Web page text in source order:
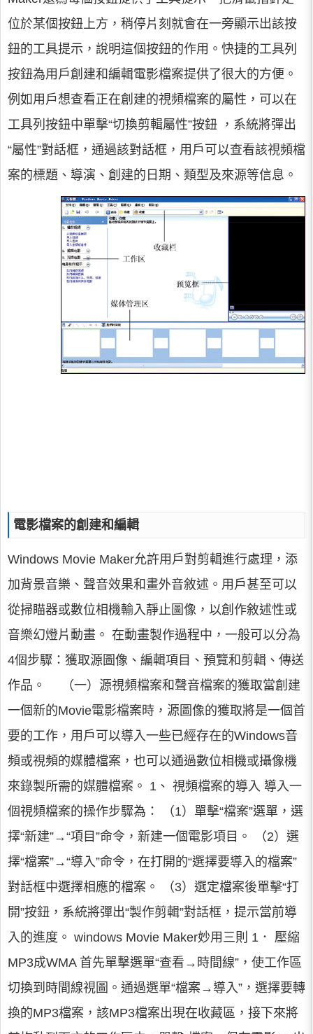
位於某個按鈕上方，稍停片刻就會在一旁顯示出該按
鈕的工具提示，說明這個按鈕的作用。快捷的工具列
按鈕為用戶創建和編輯電影檔案提供了很大的方便。
例如用戶想查看正在創建的視頻檔案的屬性，可以在
工具列按鈕中單擊“切換剪輯屬性”按鈕 ，系統將彈出
“屬性”對話框，通過該對話框，用戶可以查看該視頻檔
案的標題、導演、創建的日期、類型及來源等信息。
電影檔案的創建和編輯
Windows Movie Maker允許用戶對剪輯進行處理，添
加背景音樂、聲音效果和畫外音敘述。用戶甚至可以
從掃瞄器或數位相機輸入靜止圖像，以創作敘述性或
音樂幻燈片動畫。 在動畫製作過程中，一般可以分為
4個步驟：獲取源圖像、編輯項目、預覽和剪輯、傳送
作品。 （一）源視頻檔案和聲音檔案的獲取當創建
一個新的Movie電影檔案時，源圖像的獲取將是一個首
要的工作，用戶可以導入一些已經存在的Windows音
頻或視頻的媒體檔案，也可以通過數位相機或攝像機
來錄製所需的媒體檔案。 1、 視頻檔案的導入 導入一
個視頻檔案的操作步驟為： （1）單擊“檔案”選單，選
擇“新建”→“項目”命令，新建一個電影項目。 （2）選
擇“檔案”→“導入”命令，在打開的“選擇要導入的檔案”
對話框中選擇相應的檔案。 （3）選定檔案後單擊“打
開”按鈕，系統將彈出“製作剪輯”對話框，提示當前導
入的進度。 windows Movie Maker妙用三則 1． 壓縮
MP3成WMA 首先單擊選單“查看→時間線”，使工作區
切換到時間線視圖。通過選單“檔案→導入”，選擇要轉
換的MP3檔案，該MP3檔案出現在收藏區，接下來將